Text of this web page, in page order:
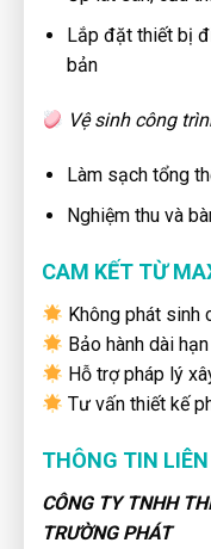
Lắp đặt thiết bị
bản
Vệ sinh công
Làm sạch tổng
Nghiệm thu và
CAM KẾT TỪ
Không phát sinh
Bảo hành dài
Hỗ trợ pháp lý
Tư vấn thiết kế
THÔNG TIN
CÔNG TY TNHH
TRƯỜNG PHÁT